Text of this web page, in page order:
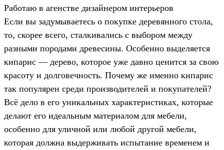
Работаю в агенстве дизайнером интерьеров
Если вы задумываетесь о покупке деревянного стола,
то, скорее всего, сталкивались с выбором между
разными породами древесины. Особенно выделяется
кипарис — дерево, которое уже давно ценится за свою
красоту и долговечность. Почему же именно кипарис
так популярен среди производителей и покупателей?
Всё дело в его уникальных характеристиках, которые
делают его идеальным материалом для мебели,
особенно для уличной или любой другой мебели,
которая должна выдерживать испытание временем и